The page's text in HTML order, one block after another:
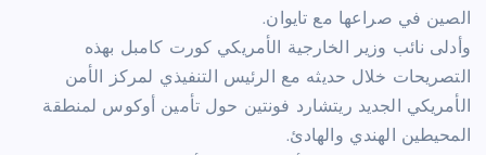
الصين في صراعها مع تايوان.
وأدلى نائب وزير الخارجية الأمريكي كورت كامبل بهذه
التصريحات خلال حديثه مع الرئيس التنفيذي لمركز الأمن
الأمريكي الجديد ريتشارد فونتين حول تأمين أوكوس لمنطقة
المحيطين الهندي والهادئ.